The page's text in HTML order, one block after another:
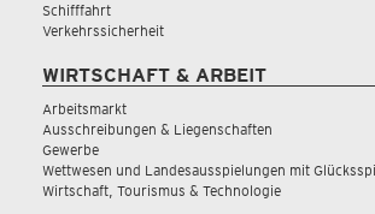
Schifffahrt
Verkehrssicherheit
WIRTSCHAFT & ARBEIT
Arbeitsmarkt
Ausschreibungen & Liegenschaften
Gewerbe
Wettwesen und Landesausspielungen mit
Wirtschaft, Tourismus & Technologie